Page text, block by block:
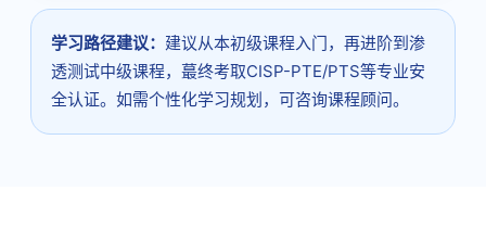
学习路径建议： 建议从本初级课程入门，再进阶到渗
透测试中级课程，蕞终考取CISP-PTE/PTS等专业安
全认证。如需个性化学习规划，可咨询课程顾问。